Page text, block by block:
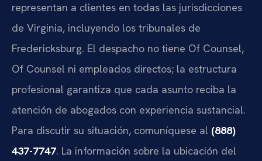
representan a clientes en todas las jurisdicciones
de Virginia, incluyendo los tribunales de
Fredericksburg. El despacho no tiene Of Counsel,
Of Counsel ni empleados directos; la estructura
profesional garantiza que cada asunto reciba la
atención de abogados con experiencia sustancial.
Para discutir su situación, comuníquese al (888)
437-7747. La información sobre la ubicación del